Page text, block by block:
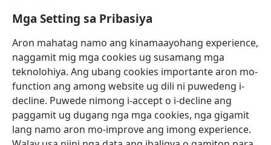
Mga Setting sa Pribasiya
Aron mahatag namo ang kinamaayohang experience,
naggamit mig mga cookies ug susamang mga
teknolohiya. Ang ubang cookies importante aron mo-
function ang among website ug dili ni puwedeng i-
decline. Puwede nimong i-accept o i-decline ang
paggamit ug dugang nga mga cookies, nga gigamit
lang namo aron mo-improve ang imong experience.
Donasyon
(mo-
open
bag-
ong
window)
Watchtower ONLINE NGA LIBRARYA
(mo-
open
ug
bag-
window)
JW Hub
(mo-
open
ug
bag-
ong
JW Library
Watchtower Library